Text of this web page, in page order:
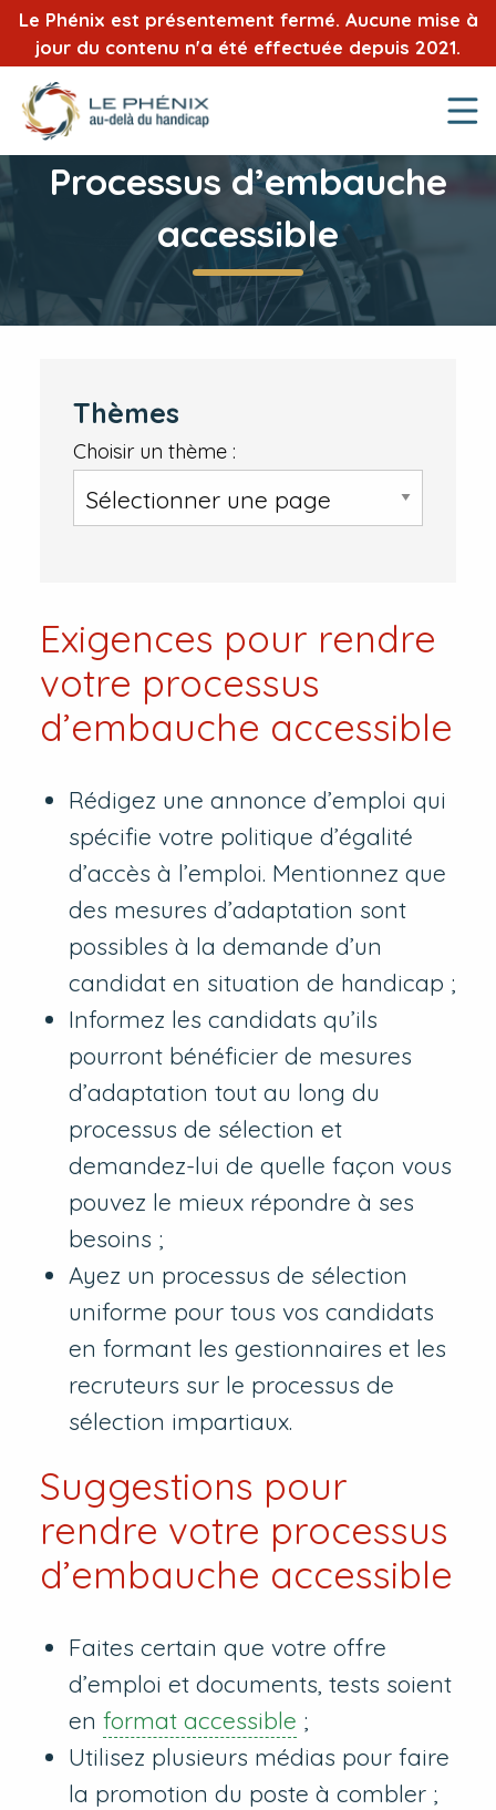
Le Phénix est présentement fermé. Aucune mise à
jour du contenu n'a été effectuée depuis 2021.
Processus d’embauche
accessible
Exigences pour rendre
votre processus
d’embauche accessible
Rédigez une annonce d’emploi qui
spécifie votre politique d’égalité
d’accès à l’emploi. Mentionnez que
des mesures d’adaptation sont
possibles à la demande d’un
candidat en situation de handicap ;
Informez les candidats qu’ils
pourront bénéficier de mesures
d’adaptation tout au long du
processus de sélection et
demandez-lui de quelle façon vous
pouvez le mieux répondre à ses
besoins ;
Ayez un processus de sélection
uniforme pour tous vos candidats
en formant les gestionnaires et les
recruteurs sur le processus de
sélection impartiaux.
Suggestions pour
rendre votre processus
d’embauche accessible
Faites certain que votre offre
d’emploi et documents, tests soient
enformat accessible ;
Utilisez plusieurs médias pour faire
la promotion du poste à combler ;
Thèmes
Choisir un thème :